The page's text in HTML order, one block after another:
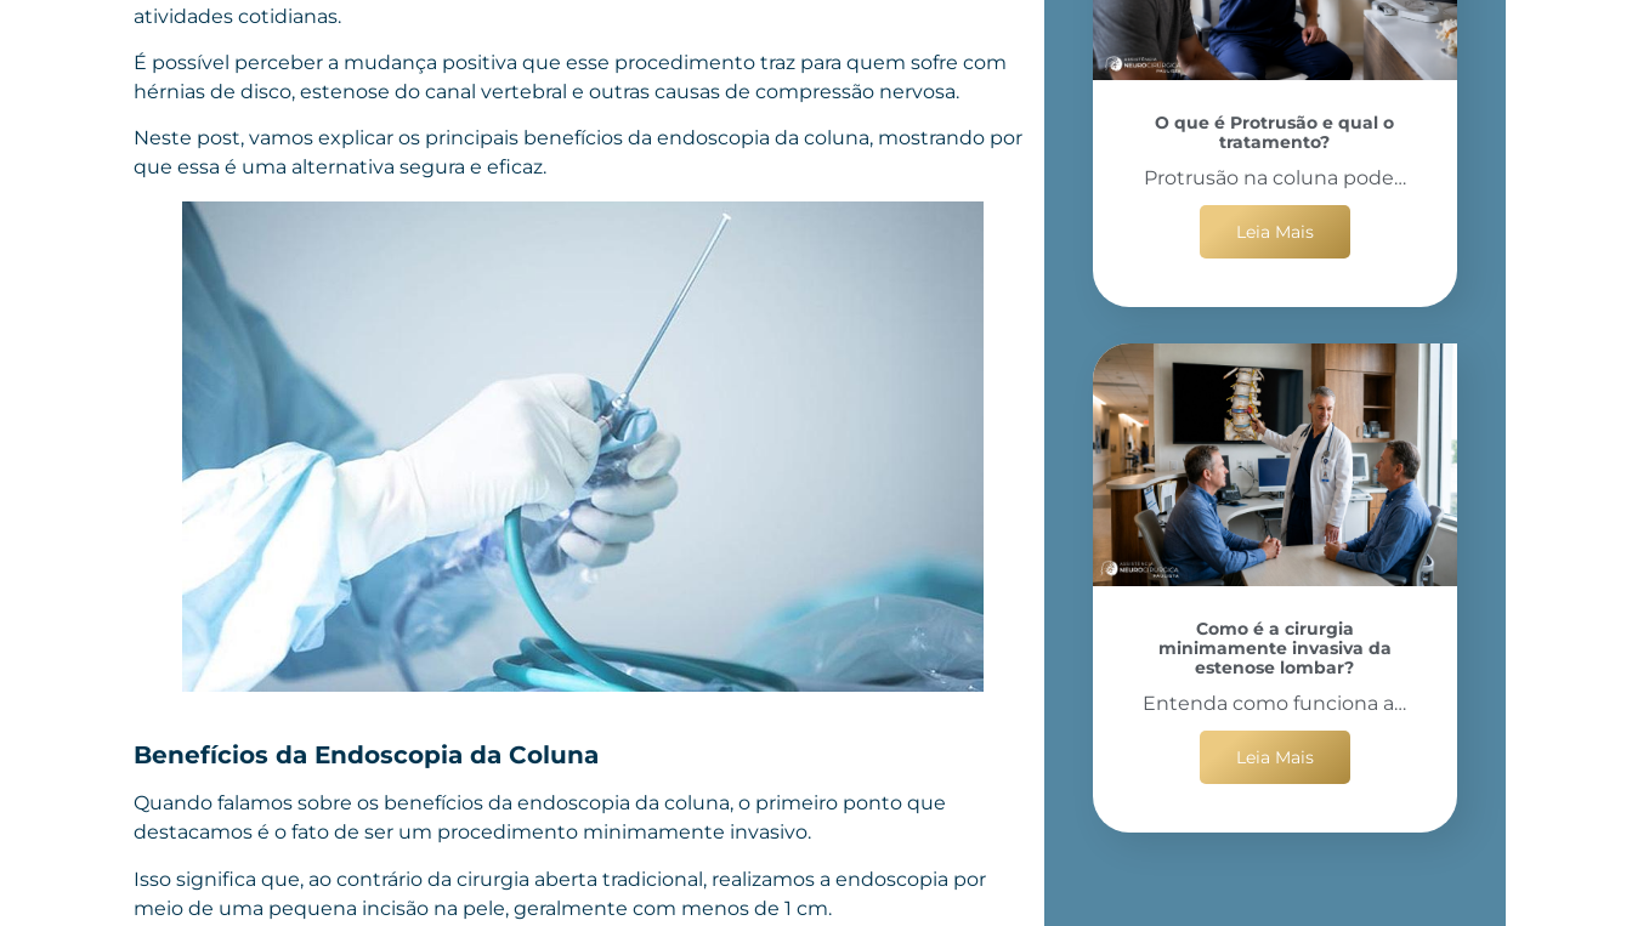
atividades cotidianas.
É possível perceber a mudança positiva que esse procedimento traz para quem sofre com
hérnias de disco, estenose do canal vertebral e outras causas de compressão nervosa.
Neste post, vamos explicar os principais benefícios da endoscopia da coluna, mostrando por
que essa é uma alternativa segura e eficaz.
Benefícios da Endoscopia da Coluna
Quando falamos sobre os benefícios da endoscopia da coluna, o primeiro ponto que
destacamos é o fato de ser um procedimento minimamente invasivo.
Isso significa que, ao contrário da cirurgia aberta tradicional, realizamos a endoscopia por
meio de uma pequena incisão na pele, geralmente com menos de 1 cm.
O que é Protrusão e qual o
tratamento?
Protrusão na coluna pode…
Leia Mais
Como é a cirurgia
minimamente invasiva da
estenose lombar?
Entenda como funciona a…
Leia Mais